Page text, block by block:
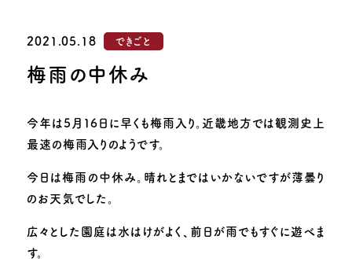
動画で見る追手門学院幼稚園
2021.05.18 できごと
梅雨の中休み
今年は5月16日に早くも梅雨入り。近畿地方では観測史上
最速の梅雨入りのようです。
今日は梅雨の中休み。晴れとまではいかないですが薄曇り
のお天気でした。
広々とした園庭は水はけがよく、前日が雨でもすぐに遊べま
す。